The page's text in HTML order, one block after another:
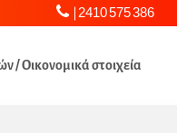
2410 575 386
/ Οικονομικά στοιχεία